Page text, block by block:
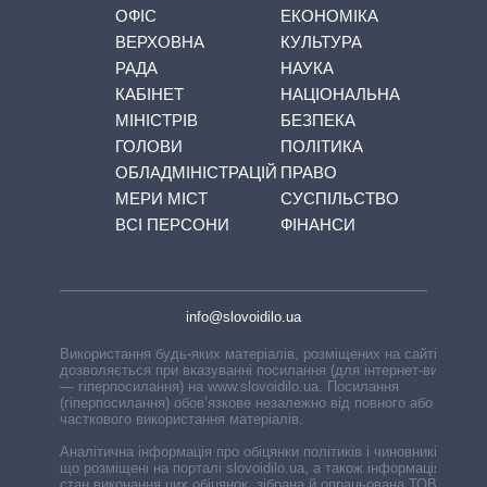
ОФІС
ВЕРХОВНА
РАДА
КАБІНЕТ
МІНІСТРІВ
ГОЛОВИ
ОБЛАДМІНІСТРАЦІЙ
МЕРИ МІСТ
ВСІ ПЕРСОНИ
ЕКОНОМІКА
КУЛЬТУРА
НАУКА
НАЦІОНАЛЬНА
БЕЗПЕКА
ПОЛІТИКА
ПРАВО
СУСПІЛЬСТВО
ФІНАНСИ
info@slovoidilo.ua
Використання будь-яких матеріалів, розміщених на сайті,
дозволяється при вказуванні посилання (для інтернет-видань
— гіперпосилання) на www.slovoidilo.ua. Посилання
(гіперпосилання) обов’язкове незалежно від повного або
часткового використання матеріалів.
Аналітична інформація про обіцянки політиків і чиновників,
що розміщені на порталі slovoidilo.ua, а також інформація про